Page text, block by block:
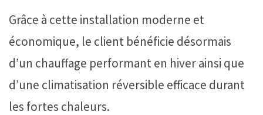
Grâce à cette installation moderne et
économique, le client bénéficie désormais
d’un chauffage performant en hiver ainsi que
d’une climatisation réversible efficace durant
les fortes chaleurs.